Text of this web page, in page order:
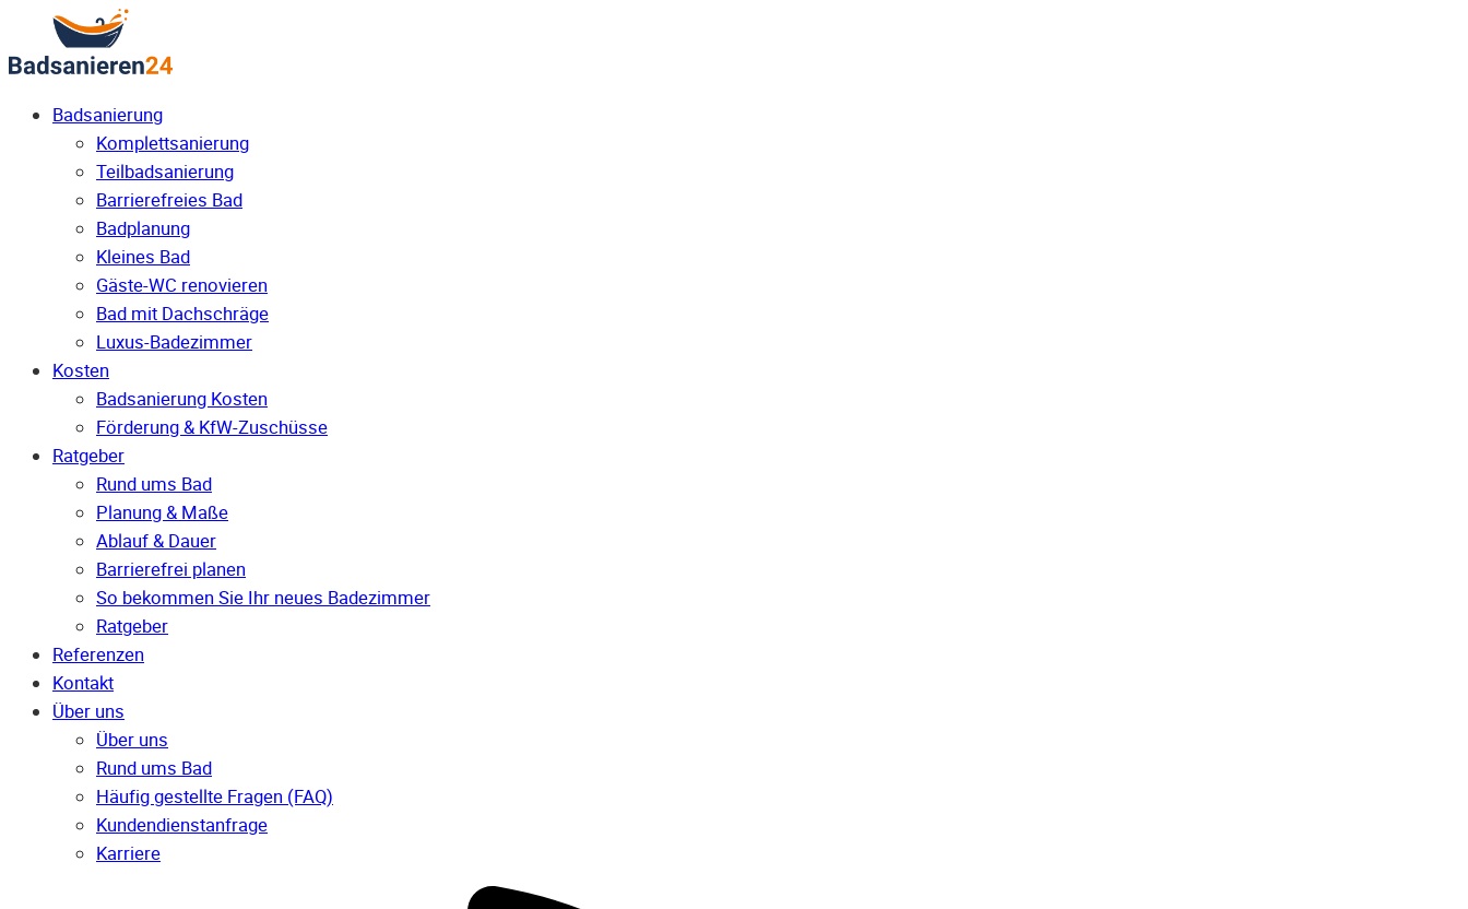
Badsanierung
Komplettsanierung
Teilbadsanierung
Barrierefreies Bad
Badplanung
Kleines Bad
Gäste-WC renovieren
Bad mit Dachschräge
Luxus-Badezimmer
Kosten
Badsanierung Kosten
Förderung & KfW-Zuschüsse
Ratgeber
Rund ums Bad
Planung & Maße
Ablauf & Dauer
Barrierefrei planen
So bekommen Sie Ihr neues Badezimmer
Ratgeber
Referenzen
Kontakt
Über uns
Über uns
Rund ums Bad
Häufig gestellte Fragen (FAQ)
Kunden­dienst­anfrage
Karriere